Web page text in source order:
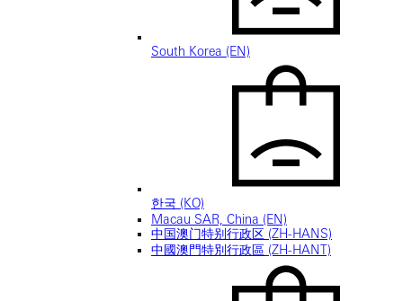
South Korea (EN)
한국 (KO)
Macau SAR, China (EN)
中国澳门特别行政区 (ZH-HANS)
中國澳門特別行政區 (ZH-HANT)